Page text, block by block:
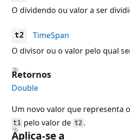
O dividendo ou valor a ser
t2
TimeSpan
O divisor ou o valor pelo qual
Retornos
Double
Um novo valor que representa
t1 pelo valor det2.
Aplica-se a